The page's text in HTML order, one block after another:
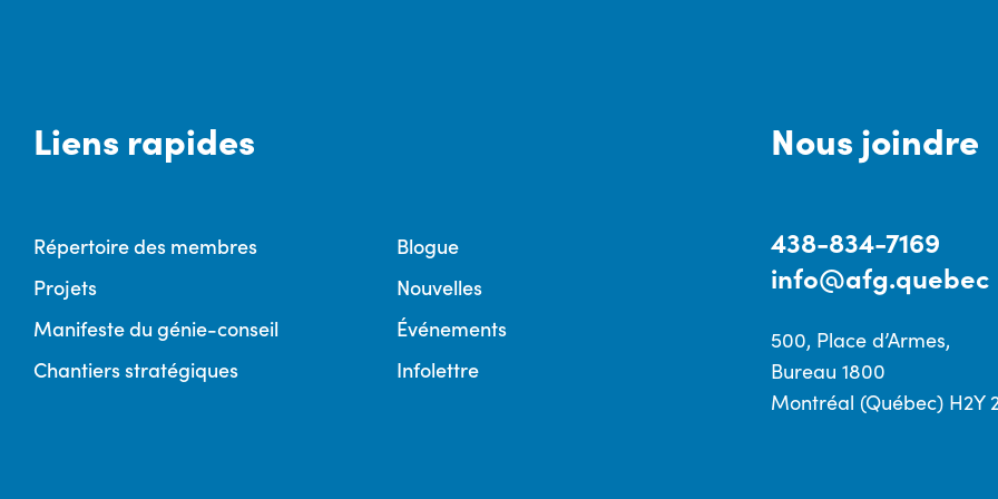
Liens rapides
Répertoire des membres
Blogue
Projets
Nouvelles
Manifeste du génie-conseil
Événements
Chantiers stratégiques
Infolettre
Nous joindre
438-834-7169
info@afg.quebec
500, Place d’Armes,
Bureau 1800
Montréal (Québec) H2Y